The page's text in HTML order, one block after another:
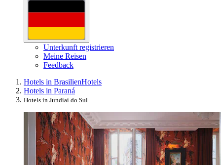
Unterkunft registrieren
Meine Reisen
Feedback
Hotels in BrasilienHotels
Hotels in Paraná
Hotels in Jundiaí do Sul